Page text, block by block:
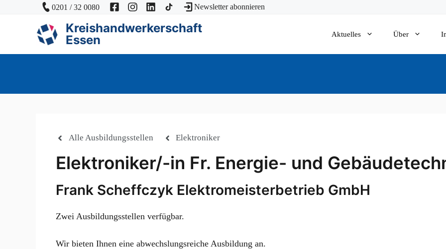
0201 / 32 0080 Newsletter abonnieren
Kreishandwerkerschaft
Essen
Aktuelles Über
Alle Ausbildungsstellen Elektroniker
Elektroniker/-in Fr. Energie- und
Frank Scheffczyk Elektromeisterbetrieb GmbH
Zwei Ausbildungsstellen verfügbar.
Wir bieten Ihnen eine abwechslungsreiche Ausbildung an.